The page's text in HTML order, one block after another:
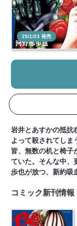
25/1/23 発売
岩井とあすかの抵抗
よって殺されてしま
皆、無数の机と椅子
ていた。そんな中
歩也が放つ、新約吸
コミック新刊情報